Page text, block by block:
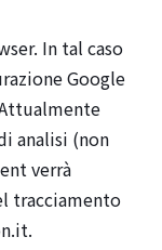
In tal caso
Google
analisi (non
verrà
tracciamento